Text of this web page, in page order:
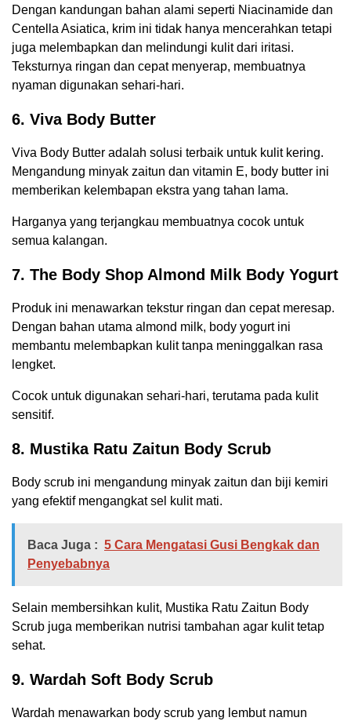
Dengan kandungan bahan alami seperti Niacinamide dan
Centella Asiatica, krim ini tidak hanya mencerahkan tetapi
juga melembapkan dan melindungi kulit dari iritasi.
Teksturnya ringan dan cepat menyerap, membuatnya
nyaman digunakan sehari-hari.
6. Viva Body Butter
Viva Body Butter adalah solusi terbaik untuk kulit kering.
Mengandung minyak zaitun dan vitamin E, body butter ini
memberikan kelembapan ekstra yang tahan lama.
Harganya yang terjangkau membuatnya cocok untuk
semua kalangan.
7. The Body Shop Almond Milk Body Yogurt
Produk ini menawarkan tekstur ringan dan cepat meresap.
Dengan bahan utama almond milk, body yogurt ini
membantu melembapkan kulit tanpa meninggalkan rasa
lengket.
Cocok untuk digunakan sehari-hari, terutama pada kulit
sensitif.
8. Mustika Ratu Zaitun Body Scrub
Body scrub ini mengandung minyak zaitun dan biji kemiri
yang efektif mengangkat sel kulit mati.
Baca Juga : 5 Cara Mengatasi Gusi Bengkak dan
Penyebabnya
Selain membersihkan kulit, Mustika Ratu Zaitun Body
Scrub juga memberikan nutrisi tambahan agar kulit tetap
sehat.
9. Wardah Soft Body Scrub
Wardah menawarkan body scrub yang lembut namun